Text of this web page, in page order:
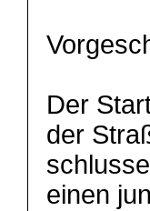
Der
der
einen